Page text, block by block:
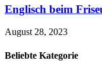
Englisch beim
August 28, 2023
Beliebte Kategorie